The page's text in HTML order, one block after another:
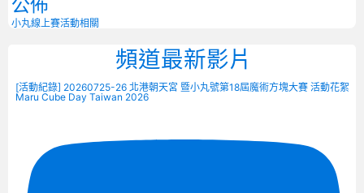
公佈
小丸線上賽活動相關
頻道最新影片
[活動紀錄] 20260725-26 北港朝天宮 暨小丸號第18屆魔術方塊大賽 活動花絮
Maru Cube Day Taiwan 2026